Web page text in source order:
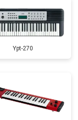
Ypt-270